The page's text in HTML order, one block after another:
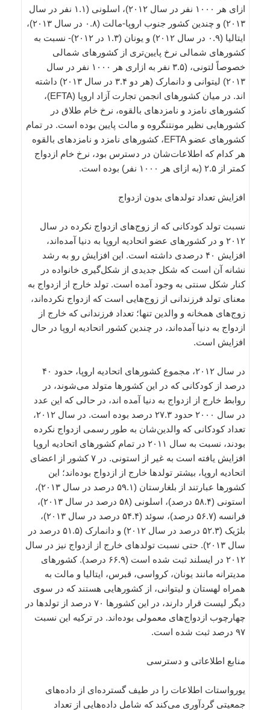
ازای هر ۱۰۰۰ نفر در سال ۲۰۱۲)، اسلونی (۱.۱ نفر در سال
۲۰۱۳) و چندین کشور جنوب اروپا-مالت (۰.۸ در سال ۲۰۱۳)،
ایتالیا (۰.۹ در سال ۲۰۱۲) و یونان (۱.۳ در ۲۰۱۲)- نسبت به
کشورهای شمالی نرخ پایین‌تری از کشورهای شمالی
خصوصاً لتونی، (۳.۵ نفر به ازاری هر ۱۰۰۰ نفر در سال
۲۰۱۳) لیتوانی و دانمارک (هر دو ۳.۴ در سال ۲۰۱۳) داشته
اند. در میان کشورهای انجمن تجارت آزاد اروپا (EFTA)،
کشورهای نامزد و نامزدهای بالقوه، نرخ خام طلاق در
کشورهایی نظیر مونتنگروه و مالت پایین بوده است. در تمام
کشورهای عضو EFTA، کشورهای نامزد و نامزدهای بالقوه
هر کدام که اطلاعات‌شان در دسترس بود، نرخ خام ازدواج
کمتر از ۲.۵ (به ازای هر ۱۰۰۰ نفر) بوده است.
افزایش تعداد تولدهای بدون ازدواج
نسبت تولد کودکانی که از زوج‌های ازدواج نکرده در سال
۲۰۱۲ و در کشورهای عضو اتحادیه اروپا به دنیا آمده‌اند،
افزایش ۴۰ درصدی داشته است. این افزایش رو به رشد
نشانه آن است که شکل جدیدی از شکل‌گیری خانواده در
کنار شکل سنتی به وجود آمده است. تولد خارج از ازدواج به
معنای تولد فرزندانی از زوج‌هایی است که ازدواج نکرده‌اند،
زوج‌های همخانه و والدین تنها؛ تعداد فرزندانی که خارج از
ازدواج به دنیا آمده‌اند، در چندین کشور اتحادیه اروپا در حال
افزایش است.
در سال ۲۰۱۲، مجموع کشورهای اتحادیه اروپا، حدود ۴۰
درصد از کودکانی که در این کشورها متولد می‌شوند، در
روابط خارج از ازدواج به دنیا آمده اند، در حالی که این عدد
در سال ۲۰۰۰ حدود ۲۷.۳ درصد بوده است. در سال ۲۰۱۲،
تعداد کودکانی که والدین‌شان به طور رسمی ازدواج نکرده
‌بودند، نسبت به سال ۲۰۱۱ در تمام کشورهای اتحادیه اروپا
افزایش یافته است به غیر از استونی. در ۷ کشور از اعضای
اتحادیه اروپا، بیشتر تولدها خارج از ازدواج بوده‌اند؛ این
کشورها عبارتند از بلغارستان (۵۹.۱ درصد در سال ۲۰۱۳)،
استونی (۵۸.۴ درصد)، اسلونی (۵۸ درصد در سال ۲۰۱۳)،
فرانسه (۵۶.۷ درصد)، سوئد (۵۴.۴ درصد در سال ۲۰۱۳)،
بلژیک (۵۲.۳ درصد در سال ۲۰۱۲) و دانمارک (۵۱.۵ درصد در
سال ۲۰۱۳). حتی نسبت تولدهای خارج از ازدواج نیز در سال
۲۰۱۲ در ایسلند ثبت شده است (۶۶.۹ درصد). کشورهای
مدیترانه مانند یونان، کرواسی، قبرس، ایتالیا و مالت به
همراه لهستان و لیتوانی، از کشورهایی هستند که در سوی
دیگر لیست قرار دارند، در این کشورها ۷۰ درصد از تولدها در
چهارچوب ازدواج‌های معمولی بوده‌اند. در ترکیه این نسبت
۹۷ درصد ثبت شده است.
منابع اطلاعاتی و دسترسی
یورواستات اطلاعات را در طیف گسترده‌ای از داده‌های
جمعیتی گردآوری می‌کند که شامل داده‌هایی از تعداد